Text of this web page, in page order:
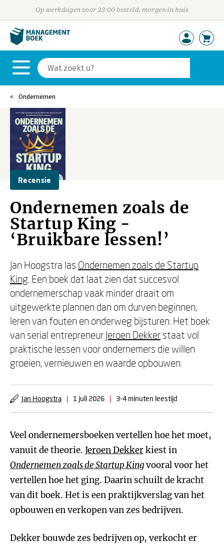
Op werkdagen voor 23:00 besteld, morgen in huis
Ondernemen
Recensie
Ondernemen zoals de
Startup King -
‘Bruikbare lessen!’
Jan Hoogstra las Ondernemen zoals de Startup
King. Een boek dat laat zien dat succesvol
ondernemerschap vaak minder draait om
uitgewerkte plannen dan om durven beginnen,
leren van fouten en onderweg bijsturen. Het boek
van serial entrepreneur Jeroen Dekker staat vol
praktische lessen voor ondernemers die willen
groeien, vernieuwen en waarde opbouwen.
Jan Hoogstra | 1 juli 2026 | 3-4 minuten leestijd
Veel ondernemersboeken vertellen hoe het moet,
vanuit de theorie. Jeroen Dekkerkiest in
Ondernemen zoals de Startup Kingvooral voor het
vertellen hoe het ging. Daarin schuilt de kracht
van dit boek. Het is een praktijkverslag van het
opbouwen en verkopen van zes bedrijven.
Dekker bouwde zes bedrijven op, verkocht er